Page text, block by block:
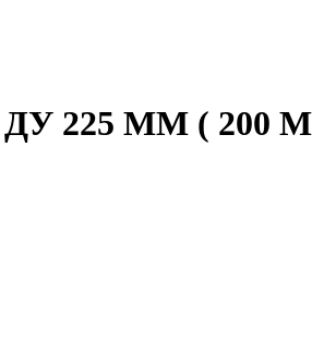
225 ММ ( 200